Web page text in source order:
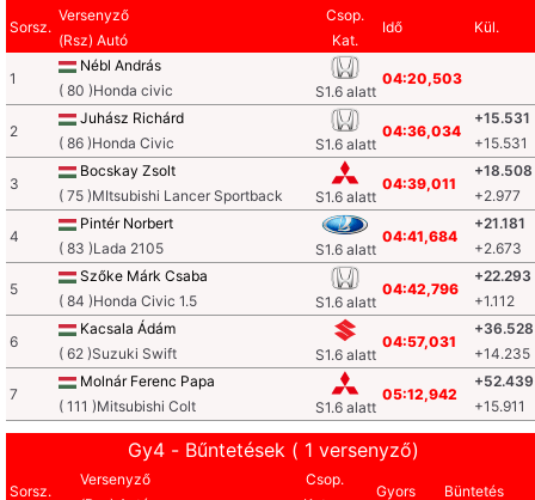
Sorsz.
Versenyző
(Rsz) Autó
Csop.
Kat.
Idő Kül.
1
Nébl András
( 80 )Honda civic
S1.6 alatt
04:20,503
2
Juhász Richárd
( 86 )Honda Civic
S1.6 alatt
04:36,034
+15.531
+15.531
3
Bocskay Zsolt
( 75 )MItsubishi Lancer Sportback
S1.6 alatt
04:39,011
+18.508
+2.977
4
Pintér Norbert
( 83 )Lada 2105
S1.6 alatt
04:41,684
+21.181
+2.673
5
Szőke Márk Csaba
( 84 )Honda Civic 1.5
S1.6 alatt
04:42,796
+22.293
+1.112
6
Kacsala Ádám
( 62 )Suzuki Swift
S1.6 alatt
04:57,031
+36.528
+14.235
7
Molnár Ferenc Papa
( 111 )Mitsubishi Colt
S1.6 alatt
05:12,942
+52.439
+15.911
Gy4 - Bűntetések ( 1 versenyző)
Sorsz.
Versenyző
Csop.
Gyors Büntetés